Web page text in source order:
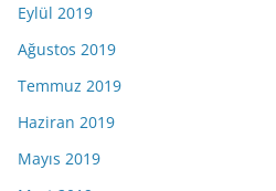
Eylül 2019
Ağustos 2019
Temmuz 2019
Haziran 2019
Mayıs 2019